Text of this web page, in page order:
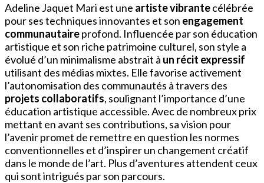
Adeline Jaquet Mari est une artiste vibrantecélébrée
pour ses techniques innovantes et son engagement
communautaireprofond. Influencée par son éducation
artistique et son riche patrimoine culturel, son style a
évolué d’un minimalisme abstrait à un récit expressif
utilisant des médias mixtes. Elle favorise activement
l’autonomisation des communautés à travers des
projets collaboratifs, soulignant l’importance d’une
éducation artistique accessible. Avec de nombreux prix
mettant en avant ses contributions, sa vision pour
l’avenir promet de remettre en question les normes
conventionnelles et d’inspirer un changement créatif
dans le monde de l’art. Plus d’aventures attendent ceux
qui sont intrigués par son parcours.